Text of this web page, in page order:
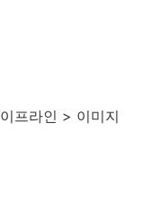
프라인 > 이미지